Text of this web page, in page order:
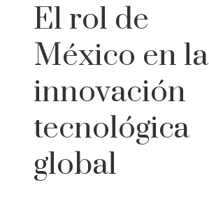
El rol de
México en la
innovación
tecnológica
global